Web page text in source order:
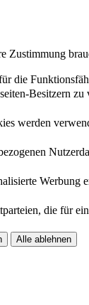
Zustimmung
die
Besitzern
werden
Werbung
die für
Alle ablehnen